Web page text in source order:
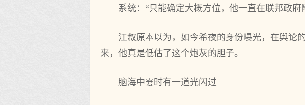
系统：“只能确定大概方位，他一直在联邦政府
江叙原本以为，如今希夜的身份曝光，在舆论
来，他真是低估了这个炮灰的胆子。
脑海中霎时有一道光闪过——